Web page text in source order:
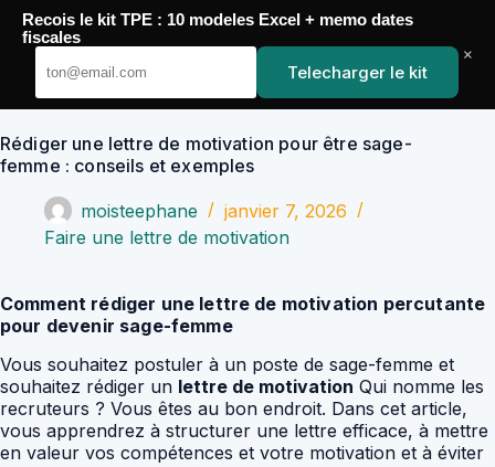
Passer
contenu
YoupiJobs
Rédiger une lettre de motivation pour être sage-
femme : conseils et exemples
moisteephane
janvier 7, 2026
Faire une lettre de motivation
Comment rédiger une lettre de motivation percutante
pour devenir sage-femme
Vous souhaitez postuler à un poste de sage-femme et
souhaitez rédiger un lettre de motivation Qui nomme les
recruteurs ? Vous êtes au bon endroit. Dans cet article,
vous apprendrez à structurer une lettre efficace, à mettre
en valeur vos compétences et votre motivation et à éviter
Recois le kit TPE : 10 modeles Excel + memo dates
fiscales
Telecharger le kit
×